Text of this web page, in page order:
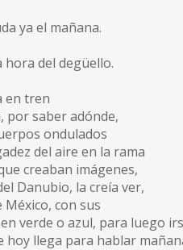
ya el mañana.
hora del degüello.
en tren
por saber adónde,
ondulados
del aire en la rama
creaban imágenes,
Danubio, la creía ver,
México, con sus
verde o azul, para luego
hoy llega para hablar